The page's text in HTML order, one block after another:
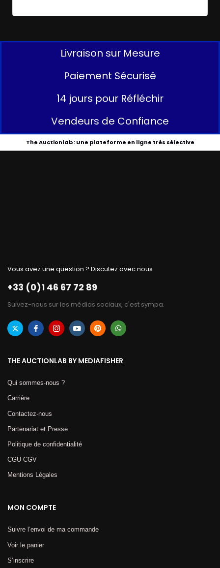
Livraison sur Mesure
Paiement Sécurisé
14 jours pour Réfléchir
Vendeurs de Confiance
The Auctionlab : Une plateforme en ligne très sélective
Vous avez une question ? Discutez avec nous
+33 (0)1 46 67 72 89
Suivez-nous sur les médias sociaux, c'est sympa.
THE AUCTIONLAB BY MEDIAFISHER
Qui sommes-nous ?
Carrière
Contactez-nous
Partenariat et Presse
Politique de confidentialité
CGU CGV
Mentions Légales​
MON COMPTE
Suivre l’envoi de ma commande
Voir le panier
S’inscrire